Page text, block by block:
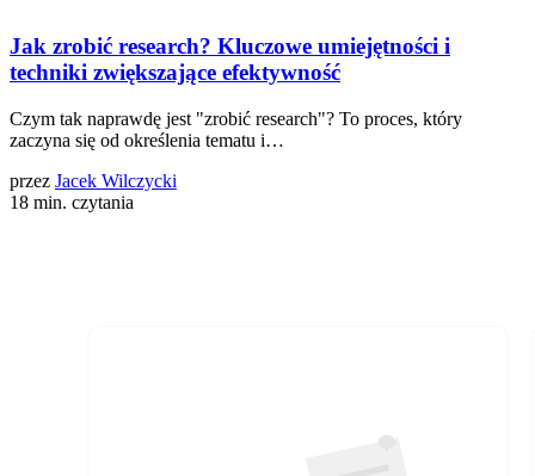
Jak zrobić research? Kluczowe umiejętności i
techniki zwiększające efektywność
Czym tak naprawdę jest "zrobić research"? To proces, który
zaczyna się od określenia tematu i…
przez Jacek Wilczycki
18 min. czytania